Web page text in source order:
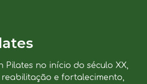
no início do século XX,
e fortalecimento,